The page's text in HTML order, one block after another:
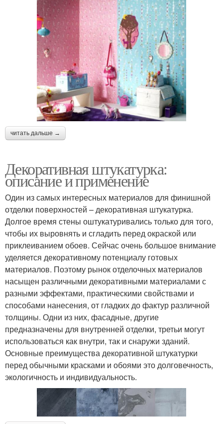
читать дальше →
Декоративная штукатурка:
описание и применение
Один из самых интересных материалов для финишной
отделки поверхностей – декоративная штукатурка.
Долгое время стены оштукатуривались только для того,
чтобы их выровнять и сгладить перед окраской или
приклеиванием обоев. Сейчас очень большое внимание
уделяется декоративному потенциалу готовых
материалов. Поэтому рынок отделочных материалов
насыщен различными декоративными материалами с
разными эффектами, практическими свойствами и
способами нанесения, от гладких до фактур различной
толщины. Одни из них, фасадные, другие
предназначены для внутренней отделки, третьи могут
использоваться как внутри, так и снаружи зданий.
Основные преимущества декоративной штукатурки
перед обычными красками и обоями это долговечность,
экологичность и индивидуальность.